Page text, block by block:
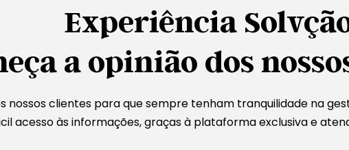
Experiência
a opinião dos
nossos clientes para que sempre tenham tranquilidade na
acesso às informações, graças à plataforma exclusiva e